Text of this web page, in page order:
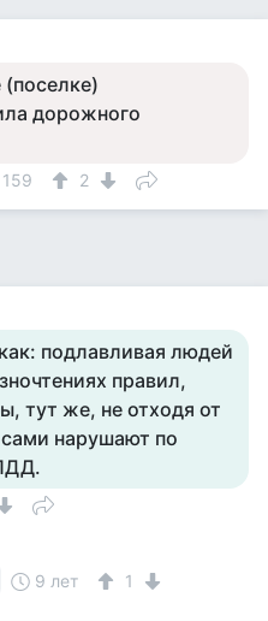
дорожного
159 2
подлавливая людей
правил,
тут же, не отходя от
нарушают по
9 лет 1